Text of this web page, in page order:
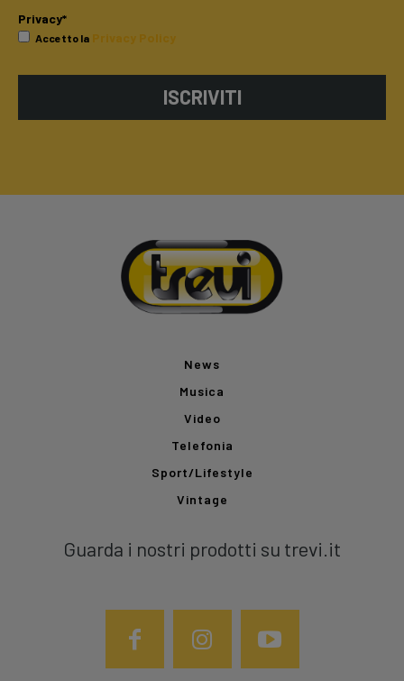
Privacy*
Accetto la Privacy Policy
ISCRIVITI
News
Musica
Video
Telefonia
Sport/Lifestyle
Vintage
Guarda i nostri prodotti su trevi.it